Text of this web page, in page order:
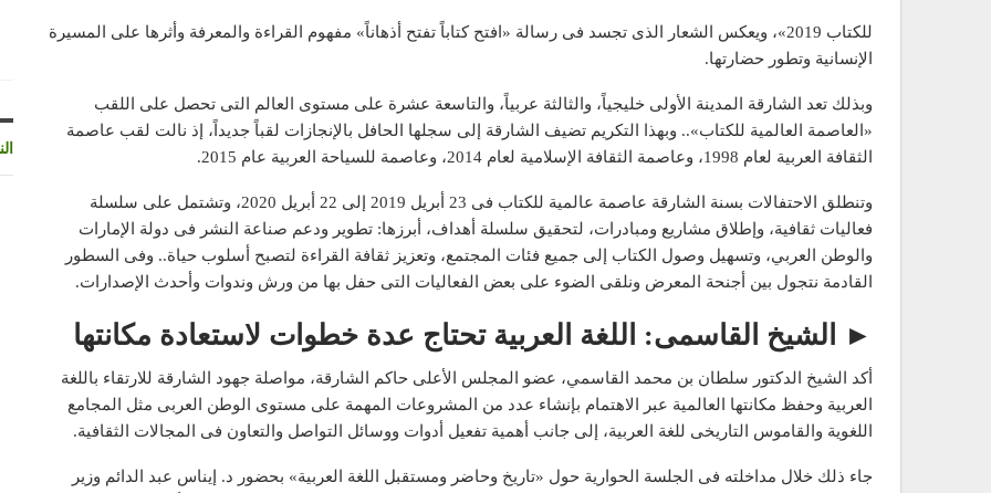
للكتاب 2019»، ويعكس الشعار الذى تجسد فى رسالة «افتح كتاباً تفتح أذهاناً» مفهوم القراءة والمعرفة وأثرها على المسيرة
الإنسانية وتطور حضارتها.
وبذلك تعد الشارقة المدينة الأولى خليجياً، والثالثة عربياً، والتاسعة عشرة على مستوى العالم التى تحصل على اللقب
«العاصمة العالمية للكتاب».. وبهذا التكريم تضيف الشارقة إلى سجلها الحافل بالإنجازات لقباً جديداً، إذ نالت لقب عاصمة
الثقافة العربية لعام 1998، وعاصمة الثقافة الإسلامية لعام 2014، وعاصمة للسياحة العربية عام 2015.
وتنطلق الاحتفالات بسنة الشارقة عاصمة عالمية للكتاب فى 23 أبريل 2019 إلى 22 أبريل 2020، وتشتمل على سلسلة
فعاليات ثقافية، وإطلاق مشاريع ومبادرات، لتحقيق سلسلة أهداف، أبرزها: تطوير ودعم صناعة النشر فى دولة الإمارات
والوطن العربي، وتسهيل وصول الكتاب إلى جميع فئات المجتمع، وتعزيز ثقافة القراءة لتصبح أسلوب حياة.. وفى السطور
القادمة نتجول بين أجنحة المعرض ونلقى الضوء على بعض الفعاليات التى حفل بها من ورش وندوات وأحدث الإصدارات.
► الشيخ القاسمى: اللغة العربية تحتاج عدة خطوات لاستعادة مكانتها
أكد الشيخ الدكتور سلطان بن محمد القاسمي، عضو المجلس الأعلى حاكم الشارقة، مواصلة جهود الشارقة للارتقاء باللغة
العربية وحفظ مكانتها العالمية عبر الاهتمام بإنشاء عدد من المشروعات المهمة على مستوى الوطن العربى مثل المجامع
اللغوية والقاموس التاريخى للغة العربية، إلى جانب أهمية تفعيل أدوات ووسائل التواصل والتعاون فى المجالات الثقافية.
جاء ذلك خلال مداخلته فى الجلسة الحوارية حول «تاريخ وحاضر ومستقبل اللغة العربية» بحضور د. إيناس عبد الدائم وزير